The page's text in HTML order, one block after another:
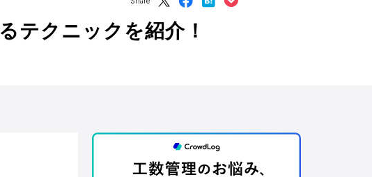
テクニックを紹介！